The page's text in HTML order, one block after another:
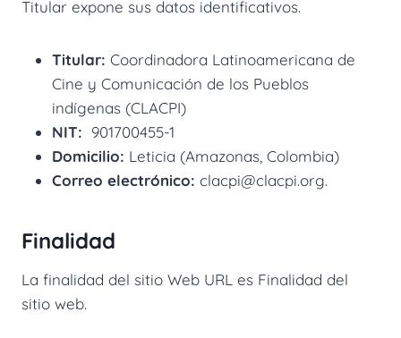
Titular expone sus datos identificativos.
Titular: Coordinadora Latinoamericana de
Cine y Comunicación de los Pueblos
indígenas (CLACPI)
NIT: 901700455-1
Domicilio: Leticia (Amazonas, Colombia)
Correo electrónico: clacpi@clacpi.org.
Finalidad
La finalidad del sitio Web URL es Finalidad del
sitio web.